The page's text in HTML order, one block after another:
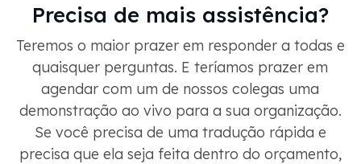
Precisa de mais assistência?
Teremos o maior prazer em responder a todas e
quaisquer perguntas. E teríamos prazer em
agendar com um de nossos colegas uma
demonstração ao vivo para a sua organização.
Se você precisa de uma tradução rápida e
precisa que ela seja feita dentro do orçamento,